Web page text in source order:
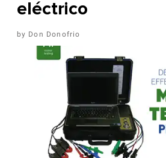
eléctrico
Don Donofrio